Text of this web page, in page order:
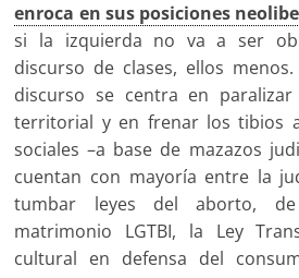
enroca en sus posiciones
si la izquierda no va a ser
discurso de clases, ellos
discurso se centra en paralizar
territorial y en frenar los tibios
sociales –a base de mazazos
cuentan con mayoría entre la
tumbar leyes del aborto,
matrimonio LGTBI, la Ley
cultural en defensa del